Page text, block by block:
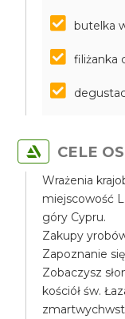
butelka
filiżanka
CELE
Wrażenia
miejscowość
góry Cypru.
Zakupy
Zapoznanie
Zobaczysz
kościół św.